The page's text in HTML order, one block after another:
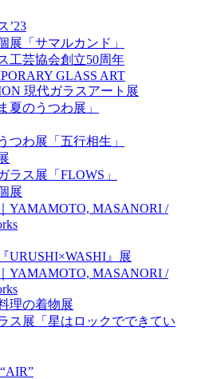
’23
展「サマルカンド」
工芸協会創立50周年
GLASS ART
現代ガラスアート展
夏のうつわ展」
つわ展「五行相生」
ラス展「FLOWS」
展
YAMAMOTO, MASANORI /
URUSHI×WASHI』展
YAMAMOTO, MASANORI /
理の着物展
ス展「星はロックでできてい